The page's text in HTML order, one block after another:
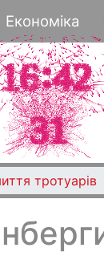
Економіка
тротуарів